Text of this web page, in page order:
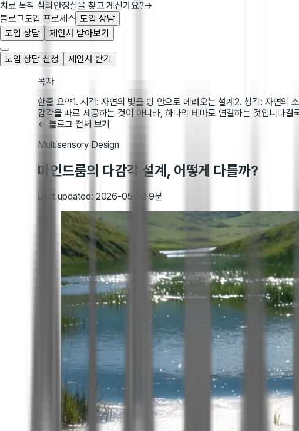
치료 목적 심리안정실을 찾고 계신가요?→
블로그도입 프로세스 도입 상담
도입 상담
제안서 받아보기
도입 상담 신청
제안서 받기
목차
한줄 요약1. 시각: 자연의 빛을 방 안으로 데려오는 설계 2. 청각: 자연의
감각을 따로 제공하는 것이 아니라, 하나의 테마로 연결하는 것입니다결
← 블로그 전체 보기
Multisensory Design
마인드룸의 다감각 설계, 어떻게 다를까?
Last updated: 2026-05-22·9분